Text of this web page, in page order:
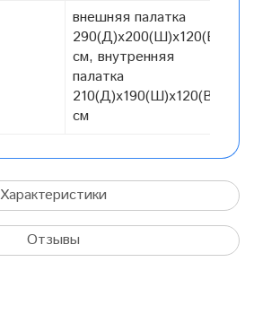
внешняя палатка
290(Д)x200(Ш)x120(В)
см, внутренняя
палатка
210(Д)x190(Ш)x120(В)
см
Характеристики
Отзывы